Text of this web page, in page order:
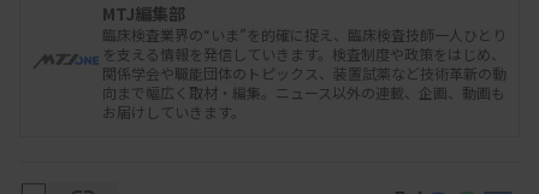
MTJ編集部
臨床検査業界の“いま”を的確に捉え、臨床検査技師一人ひとり
を支える情報を発信していきます。検査制度や政策をはじめ、
関係学会や職能団体のトピックス、装置試薬など技術革新の動
向まで幅広く取材・編集。ニュース以外の連載、企画、動画も
お届けしていきます。